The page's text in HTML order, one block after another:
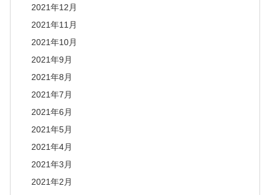
2021年12月
2021年11月
2021年10月
2021年9月
2021年8月
2021年7月
2021年6月
2021年5月
2021年4月
2021年3月
2021年2月